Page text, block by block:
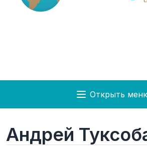
Открыть
Андрей